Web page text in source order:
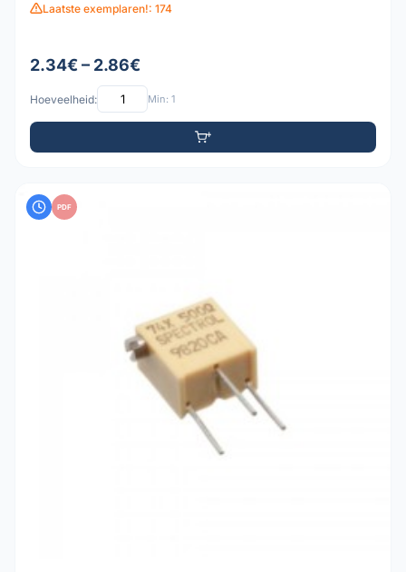
Laatste exemplaren!: 174
2.34€ – 2.86€
Hoeveelheid: Min: 1
PDF